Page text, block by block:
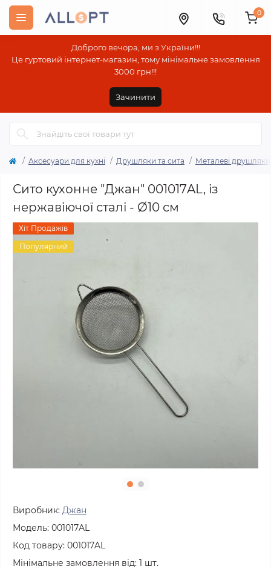
Доброго вечора, ми з України!!!
Це гуртовий інтернет-магазин, тому мінімальне замовлення
3000 грн!!!
Зачинити
0
Аксесуари для кухні Друшляки та сита Металеві друшляки
Сито кухонне "Джан" 001017AL, із
нержавіючої сталі - Ø10 см
Хіт Продажів
Популярний
Виробник: Джан
Модель: 001017AL
Код товару: 001017AL
Мінімальне замовлення від: 1 шт.